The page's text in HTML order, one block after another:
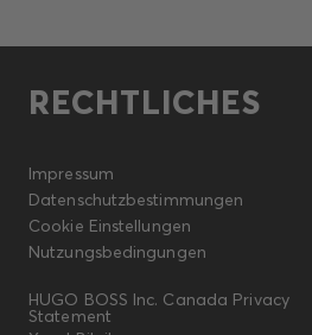
RECHTLICHES
Impressum
Datenschutzbestimmungen
Cookie Einstellungen
Nutzungsbedingungen
HUGO BOSS Inc. Canada Privacy
Statement